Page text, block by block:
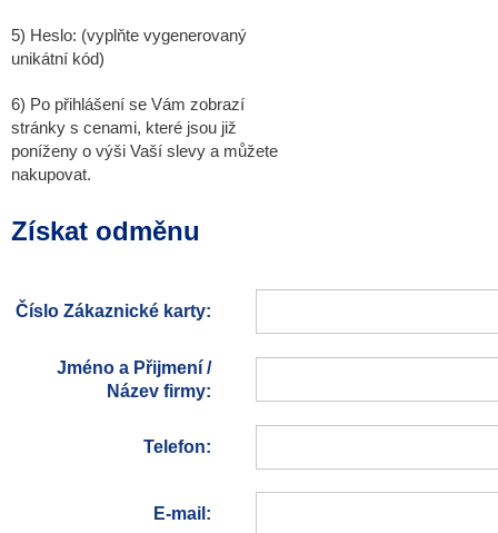
5) Heslo: (vyplňte vygenerovaný
unikátní kód)
6) Po přihlášení se Vám zobrazí
stránky s cenami, které jsou již
poníženy o výši Vaší slevy a můžete
nakupovat.
Získat odměnu
Číslo Zákaznické karty:
Jméno a Přijmení /
Název firmy:
Telefon:
E-mail: